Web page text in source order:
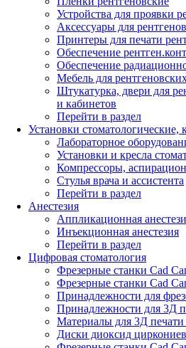
Устройства для проявки
Аксессуары для
Принтеры для печати
Обеспечение
Обеспечение
Мебель для
Штукатурка, двери для
и кабинетов
Перейти в раздел
Установки стоматологические,
Лабораторное
Установки и кресла
Компрессоры,
Стулья врача и ассистента
Перейти в раздел
Анестезия
Аппликационная
Инъекционная анестезия
Перейти в раздел
Цифровая стоматология
Фрезерные станки Cad
Фрезерные станки Cad
Принадлежности для
Принадлежности для 3Д
Материалы для 3Д печати
Диски диоксид